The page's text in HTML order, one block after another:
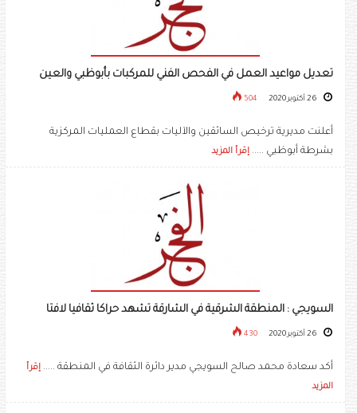
تعديل مواعيد العمل في الفحص الفني للمركبات بأبوظبي والعين
504
أعلنت مديرية ترخيص السائقين والآليات بقطاع العمليات المركزية
بشرطة أبوظبي ..... إقرأ المزيد
السويجي : المنطقة الشرقية في الشارقة تشهد حراكا ثقافيا لافتا
430
أكد سعادة محمد صالح السويجي مدير دائرة الثقافة في المنطقة ..... إقرأ
المزيد